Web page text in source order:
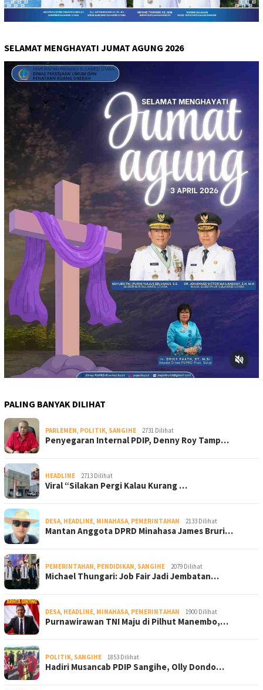
SELAMAT MENGHAYATI JUMAT AGUNG 2026
PALING BANYAK DILIHAT
PARLEMEN POLITIK SANGIHE 2731 Dilihat
Penyegaran Internal PDIP, Denny Roy Tamp…
HEADLINE 2713 Dilihat
Viral “Silakan Pergi Kalau Kurang …
DESA HEADLINE MINAHASA PEMERINTAHAN 2133 Dilihat
Mantan Anggota DPRD Minahasa James Bruri…
PEMERINTAHAN PENDIDIKAN SANGIHE 2079 Dilihat
Michael Thungari: Job Fair Jadi Jembatan…
DESA HEADLINE MINAHASA PEMERINTAHAN 1900 Dilihat
Purnawirawan TNI Maju di Pilhut Manembo,…
POLITIK SANGIHE 1853 Dilihat
Hadiri Musancab PDIP Sangihe, Olly Dondo…